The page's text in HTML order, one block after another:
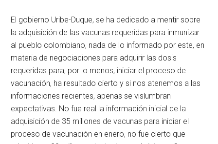
El gobierno Uribe-Duque, se ha dedicado a mentir sobre
la adquisición de las vacunas requeridas para inmunizar
al pueblo colombiano, nada de lo informado por este, en
materia de negociaciones para adquirir las dosis
requeridas para, por lo menos, iniciar el proceso de
vacunación, ha resultado cierto y si nos atenemos a las
informaciones recientes, apenas se vislumbran
expectativas. No fue real la información inicial de la
adquisición de 35 millones de vacunas para iniciar el
proceso de vacunación en enero, no fue cierto que